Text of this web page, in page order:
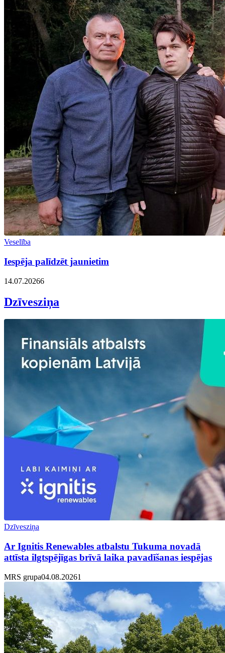
Veselība
Iespēja palīdzēt jaunietim
14.07.20266
Dzīvesziņa
Dzīvesziņa
Ar Ignitis Renewables atbalstu Tukuma novadā
attīsta ilgtspējīgas brīvā laika pavadīšanas iespējas
MRS grupa04.08.20261